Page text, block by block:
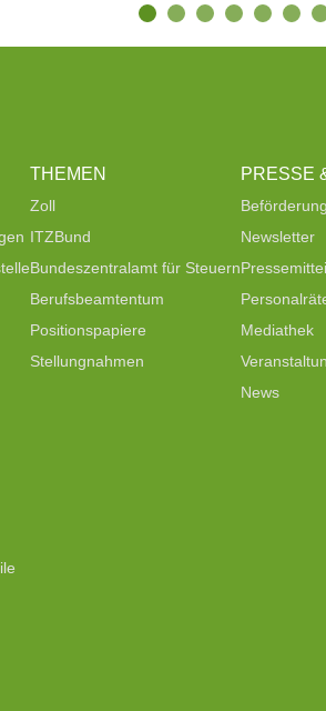
THEMEN
Zoll
ITZBund
Bundeszentralamt für Steuern
Berufsbeamtentum
Positionspapiere
Stellungnahmen
PRESSE
Newsletter
Mediathek
News